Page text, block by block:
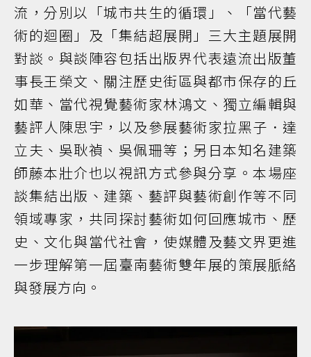
流，分別以「城市共生的循環」、「當代藝
術的迴圈」及「集結超展開」三大主題展開
對談。與談陣容包括出版界代表遠流出版董
事長王榮文、關注歷史街區與都市保存的丘
如華、當代視覺藝術家林鴻文、獨立編輯與
藝評人陳思宇，以及參展藝術家拉黑子．達
立夫、吳耿禎、吳佩珊等；另日本知名建築
師藤本壯介也以視訊方式參與分享。本場座
談集結出版、建築、藝評與藝術創作等不同
領域專家，共同探討藝術如何回應城市、歷
史、文化與當代社會，使媒體及藝文界更進
一步理解第一屆臺南藝術雙年展的策展脈絡
與發展方向。